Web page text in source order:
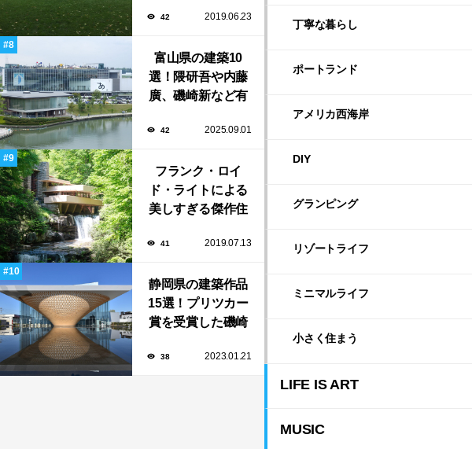
「サヴォア邸」
42 2019.06.23
富山県の建築10
選！隈研吾や内藤
廣、磯崎新など有
然と調和する美術
公共施設など！
42 2025.09.01
フランク・ロイ
ド・ライトによる
美しすぎる傑作住
ーリング・ウォー
41 2019.07.13
静岡県の建築作品
15選！プリツカー
賞を受賞した磯崎
建築家が手掛けた
38 2023.01.21
丁寧な暮らし
ポートランド
アメリカ西海岸
DIY
グランピング
リゾートライフ
ミニマルライフ
小さく住まう
LIFE IS ART
MUSIC